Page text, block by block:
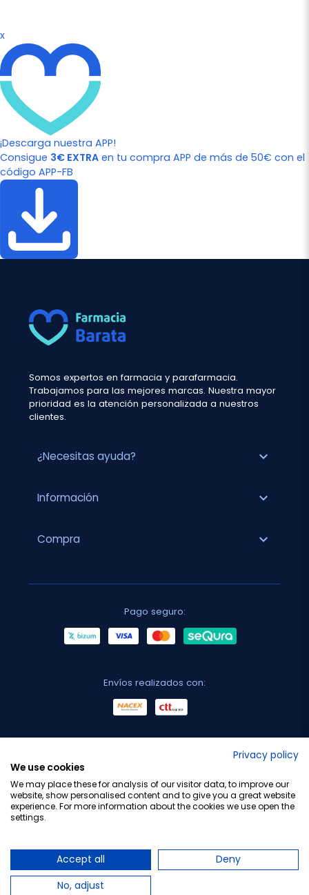
x
¡Descarga nuestra APP!
Consigue 3€ EXTRA en tu compra APP de más de 50€ con el
código APP-FB
Somos expertos en farmacia y parafarmacia.
Trabajamos para las mejores marcas. Nuestra mayor
prioridad es la atención personalizada a nuestros
clientes.
¿Necesitas ayuda? expand_more
Información expand_more
Compra expand_more
Pago seguro:
Envíos realizados con:
Privacy policy
We use cookies
We may place these for analysis of our visitor data, to improve our
website, show personalised content and to give you a great website
experience. For more information about the cookies we use open the
settings.
Accept all
Deny
No, adjust